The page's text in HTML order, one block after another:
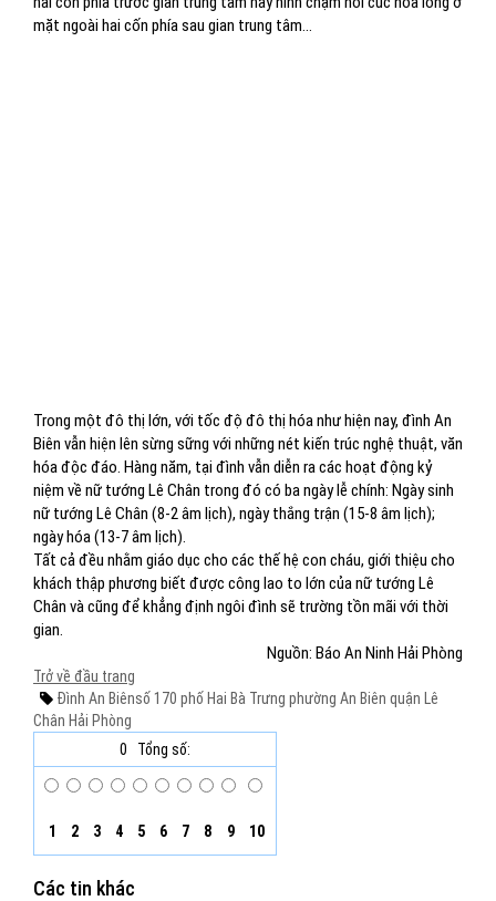
mặt ngoài hai cốn phía sau gian trung tâm…
Trong một đô thị lớn, với tốc độ đô thị hóa như hiện nay, đình An
Biên vẫn hiện lên sừng sững với những nét kiến trúc nghệ thuật, văn
hóa độc đáo. Hàng năm, tại đình vẫn diễn ra các hoạt động kỷ
niệm về nữ tướng Lê Chân trong đó có ba ngày lễ chính: Ngày sinh
nữ tướng Lê Chân (8-2 âm lịch), ngày thắng trận (15-8 âm lịch);
ngày hóa (13-7 âm lịch).
Tất cả đều nhằm giáo dục cho các thế hệ con cháu, giới thiệu cho
khách thập phương biết được công lao to lớn của nữ tướng Lê
Chân và cũng để khẳng định ngôi đình sẽ trường tồn mãi với thời
gian.
Nguồn: Báo An Ninh Hải Phòng
Trở về đầu trang
Đình An Biênsố 170 phố Hai Bà Trưng phường An Biên quận Lê
Chân Hải Phòng
0
Tổng số:
1 2 3 4 5 6 7 8 9 10
Các tin khác